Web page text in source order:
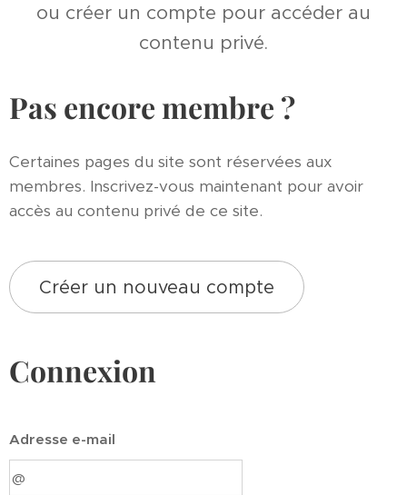
ou créer un compte pour accéder au
contenu privé.
Pas encore membre ?
Certaines pages du site sont réservées aux
membres. Inscrivez-vous maintenant pour avoir
accès au contenu privé de ce site.
Créer un nouveau compte
Connexion
Adresse e-mail